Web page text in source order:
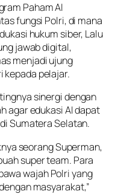
Paham AI
fungsi Polri, di mana
hukum siber, Lalu
jawab digital,
menjadi ujung
kepada pelajar.
sinergi dengan
agar edukasi AI dapat
Sumatera Selatan.
seorang Superman,
super team. Para
wajah Polri yang
masyarakat,”